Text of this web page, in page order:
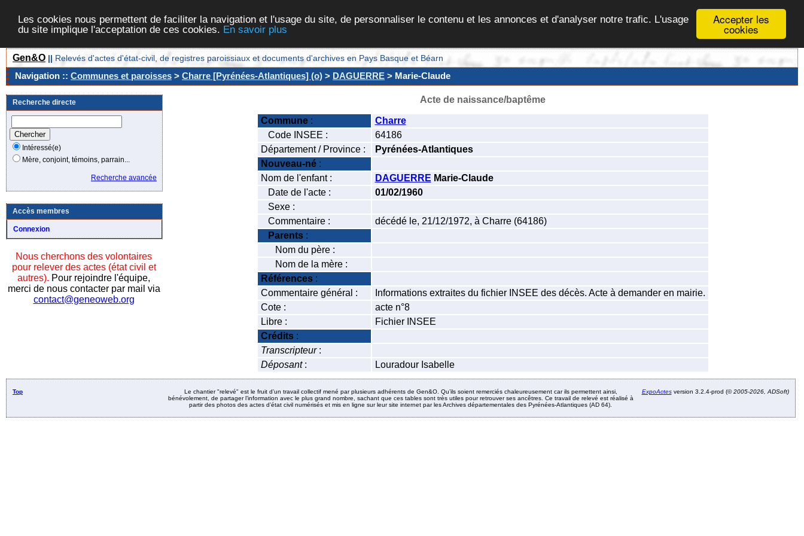
Accepter les
cookies
Les cookies nous permettent de faciliter la navigation et l'usage du site, de personnaliser le contenu et les annonces et d'analyser notre trafic. L'usage
du site implique l'acceptation de ces cookies. En savoir plus
Gen&O || Relevés d'actes d'état-civil, de registres paroissiaux et documents d'archives en Pays Basque et Béarn
Navigation :: Communes et paroisses > Charre [Pyrénées-Atlantiques] (o) > DAGUERRE > Marie-Claude
Recherche directe
Intéressé(e)
Mère, conjoint, témoins, parrain...
Recherche avancée
Accès membres
Connexion
Nous cherchons des volontaires
pour relever des actes (état civil et
autres). Pour rejoindre l'équipe,
merci de nous contacter par mail via
contact@geneoweb.org
Acte de naissance/baptême
Commune:
Charre
Code INSEE :
64186
Département / Province :
Pyrénées-Atlantiques
Nouveau-né:
Nom de l'enfant :
DAGUERRE Marie-Claude
Date de l'acte :
01/02/1960
Sexe :
Commentaire :
décédé le, 21/12/1972, à Charre (64186)
Parents:
Nom du père :
Nom de la mère :
Références:
Commentaire général :
Informations extraites du fichier INSEE des décès. Acte à demander en mairie.
Cote :
acte n°8
Libre :
Fichier INSEE
Crédits:
Transcripteur:
Déposant: Louradour Isabelle
Top
Le chantier "relevé" est le fruit d’un travail collectif mené par plusieurs adhérents de Gen&O. Qu’ils soient remerciés chaleureusement car ils permettent ainsi,
bénévolement, de partager l’information avec le plus grand nombre, sachant que ces tables sont très utiles pour retrouver ses ancêtres. Ce travail de relevé est réalisé à
partir des photos des actes d’état civil numérisés et mis en ligne sur leur site internet par les Archives départementales des Pyrénées-Atlantiques (AD 64).
ExpoActesversion 3.2.4-prod (©2005-2026, ADSoft)